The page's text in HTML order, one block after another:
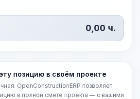
0,00 ч.
позицию в своём проекте
OpenConstructionERP позволяет
в полной смете проекта — с вашими